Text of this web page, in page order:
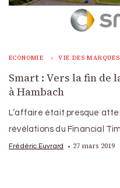
ECONOMIE VIE DES MARQUES
Smart : Vers la fin de
à Hambach
L’affaire était presque
révélations du Financial
Frédéric Euvrard 27 mars 2019